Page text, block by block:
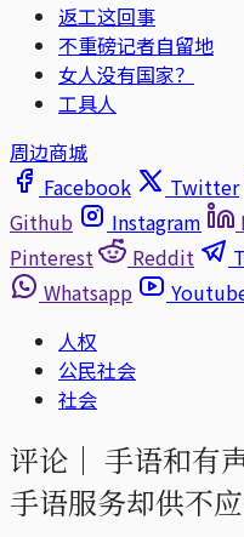
返工这回事
不重磅记者自留地
女人没有国家？
工具人
周边商城
Facebook
Twitter
Github
Instagram
Pinterest
Reddit
Whatsapp
人权
公民社会
社会
评论｜ 手语和有
手语服务却供不